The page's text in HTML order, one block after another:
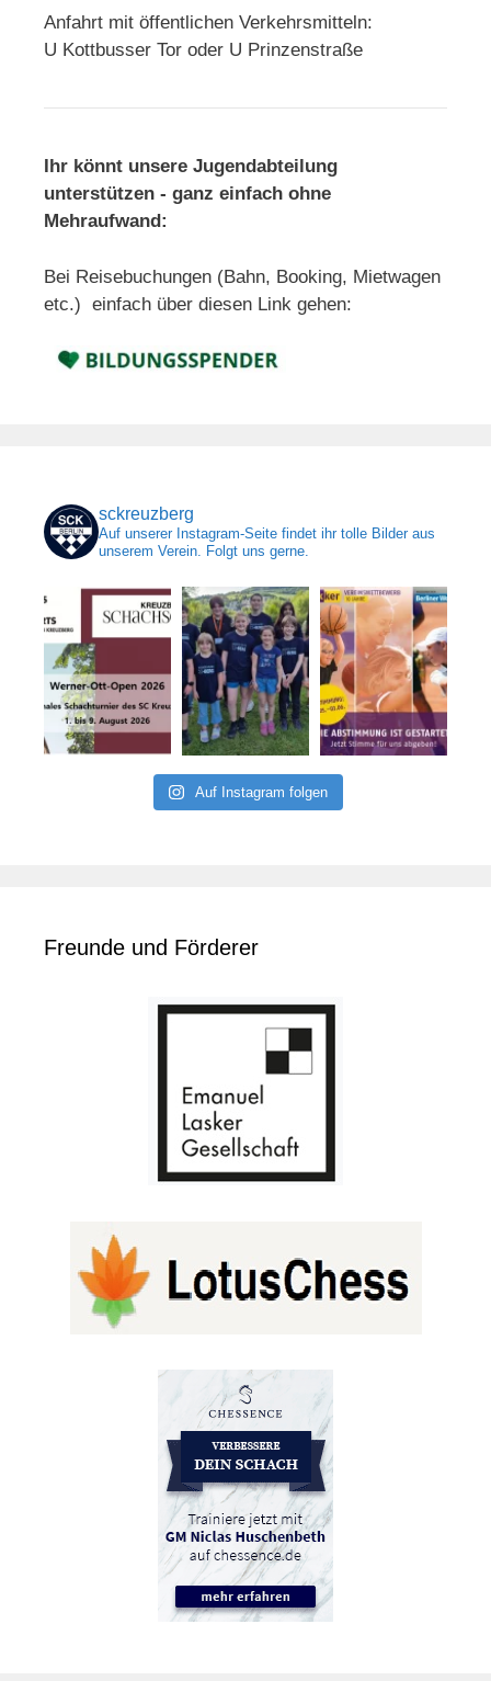
Anfahrt mit öffentlichen Verkehrsmitteln:
U Kottbusser Tor oder U Prinzenstraße
Ihr könnt unsere Jugendabteilung
unterstützen - ganz einfach ohne
Mehraufwand:
Bei Reisebuchungen (Bahn, Booking, Mietwagen
etc.) einfach über diesen Link gehen:
sckreuzberg
Auf unserer Instagram-Seite findet ihr tolle Bilder aus
unserem Verein. Folgt uns gerne.
Auf Instagram folgen
Freunde und Förderer